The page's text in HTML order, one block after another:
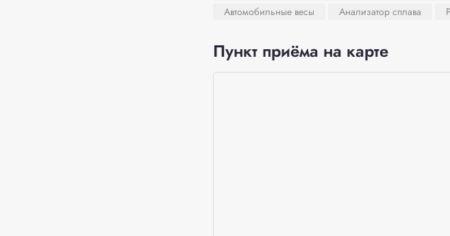
Автомобильные весы
Анализатор сплава
Пункт приёма на карте